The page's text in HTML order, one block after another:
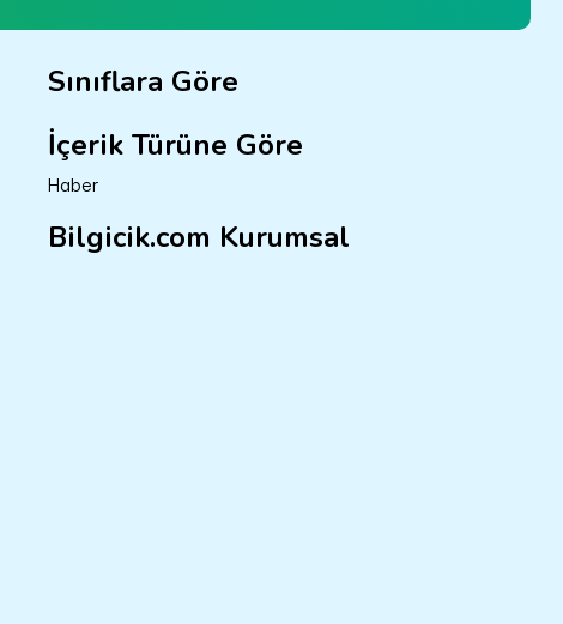
Sınıflara Göre
İçerik Türüne Göre
Haber
Bilgicik.com Kurumsal